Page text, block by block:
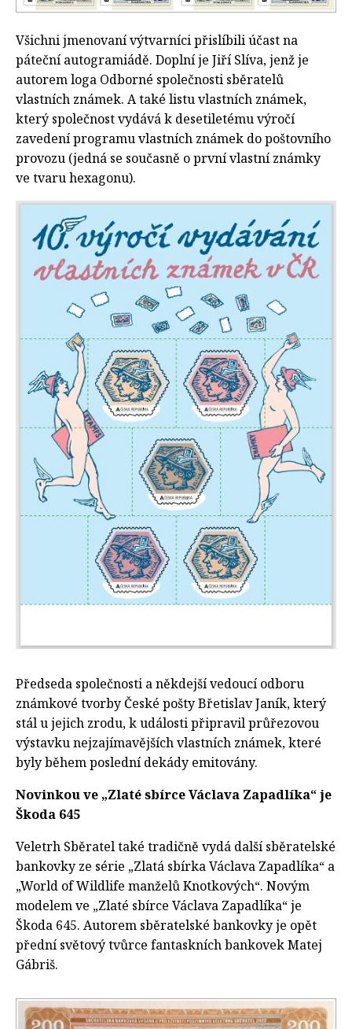
Všichni jmenovaní výtvarníci přislíbili účast na
páteční autogramiádě. Doplní je Jiří Slíva, jenž je
autorem loga Odborné společnosti sběratelů
vlastních známek. A také listu vlastních známek,
který společnost vydává k desetiletému výročí
zavedení programu vlastních známek do poštovního
provozu (jedná se současně o první vlastní známky
ve tvaru hexagonu).
Předseda společnosti a někdejší vedoucí odboru
známkové tvorby České pošty Břetislav Janík, který
stál u jejich zrodu, k události připravil průřezovou
výstavku nejzajímavějších vlastních známek, které
byly během poslední dekády emitovány.
Novinkou ve „Zlaté sbírce Václava Zapadlíka“ je
Škoda 645
Veletrh Sběratel také tradičně vydá další sběratelské
bankovky ze série „Zlatá sbírka Václava Zapadlíka“ a
„World of Wildlife manželů Knotkových“. Novým
modelem ve „Zlaté sbírce Václava Zapadlíka“ je
Škoda 645. Autorem sběratelské bankovky je opět
přední světový tvůrce fantaskních bankovek Matej
Gábriš.